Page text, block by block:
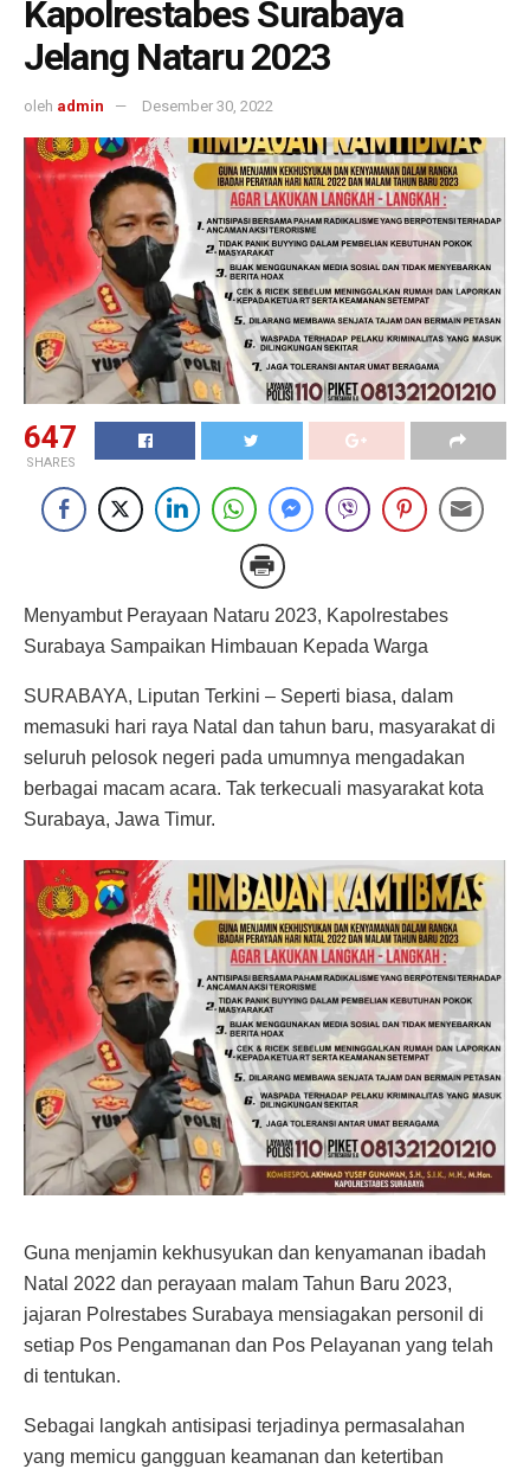
Kapolrestabes Surabaya
Jelang Nataru 2023
oleh admin Desember 30, 2022
647
SHARES
Menyambut Perayaan Nataru 2023, Kapolrestabes
Surabaya Sampaikan Himbauan Kepada Warga
SURABAYA, Liputan Terkini – Seperti biasa, dalam
memasuki hari raya Natal dan tahun baru, masyarakat di
seluruh pelosok negeri pada umumnya mengadakan
berbagai macam acara. Tak terkecuali masyarakat kota
Surabaya, Jawa Timur.
Guna menjamin kekhusyukan dan kenyamanan ibadah
Natal 2022 dan perayaan malam Tahun Baru 2023,
jajaran Polrestabes Surabaya mensiagakan personil di
setiap Pos Pengamanan dan Pos Pelayanan yang telah
di tentukan.
Sebagai langkah antisipasi terjadinya permasalahan
yang memicu gangguan keamanan dan ketertiban